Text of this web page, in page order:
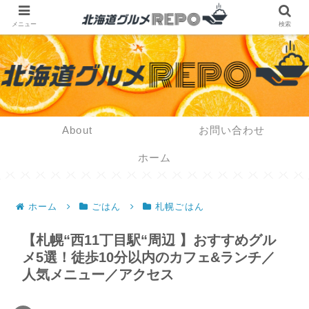
About お問い合わせ
ホーム
ホーム ごはん 札幌ごはん
【札幌“西11丁目駅“周辺 】おすすめグル
メ5選！徒歩10分以内のカフェ&ランチ／
人気メニュー／アクセス
メニュー 検索